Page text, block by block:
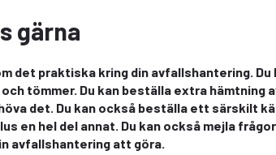
gärna
det praktiska kring din avfallshantering. Du
och tömmer. Du kan beställa extra hämtning
det. Du kan också beställa ett särskilt
en hel del annat. Du kan också mejla
avfallshantering att göra.